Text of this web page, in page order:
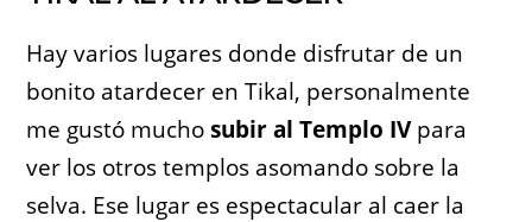
Hay varios lugares donde disfrutar de un
bonito atardecer en Tikal, personalmente
me gustó muchosubir al Templo IVpara
ver los otros templos asomando sobre la
selva. Ese lugar es espectacular al caer la